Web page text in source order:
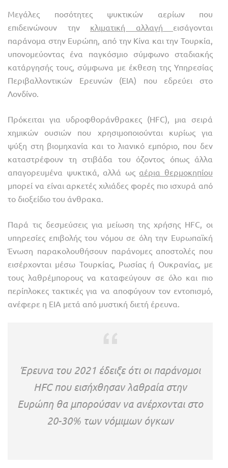
Μεγάλες ποσότητες ψυκτικών αερίων που
επιδεινώνουν την κλιματική αλλαγή εισάγονται
παράνομα στην Ευρώπη, από την Κίνα και την Τουρκία,
υπονομεύοντας ένα παγκόσμιο σύμφωνο σταδιακής
κατάργησής τους, σύμφωνα με έκθεση της Υπηρεσίας
Περιβαλλοντικών Ερευνών (EIA) που εδρεύει στο
Λονδίνο.
Πρόκειται για υδροφθοράνθρακες (HFC), μια σειρά
χημικών ουσιών που χρησιμοποιούνται κυρίως για
ψύξη στη βιομηχανία και το λιανικό εμπόριο, που δεν
καταστρέφουν τη στιβάδα του όζοντος όπως άλλα
απαγορευμένα ψυκτικά, αλλά ως αέρια θερμοκηπίου
μπορεί να είναι αρκετές χιλιάδες φορές πιο ισχυρά από
το διοξείδιο του άνθρακα.
Παρά τις δεσμεύσεις για μείωση της χρήσης HFC, οι
υπηρεσίες επιβολής του νόμου σε όλη την Ευρωπαϊκή
Ένωση παρακολουθήσουν παράνομες αποστολές που
εισέρχονται μέσω Τουρκίας, Ρωσίας ή Ουκρανίας, με
τους λαθρέμπορους να καταφεύγουν σε όλο και πιο
περίπλοκες τακτικές για να αποφύγουν τον εντοπισμό,
ανέφερε η EIA μετά από μυστική διετή έρευνα.
Έρευνα του 2021 έδειξε ότι οι παράνομοι
HFC που εισήχθησαν λαθραία στην
Ευρώπη θα μπορούσαν να ανέρχονται στο
20-30% των νόμιμων όγκων